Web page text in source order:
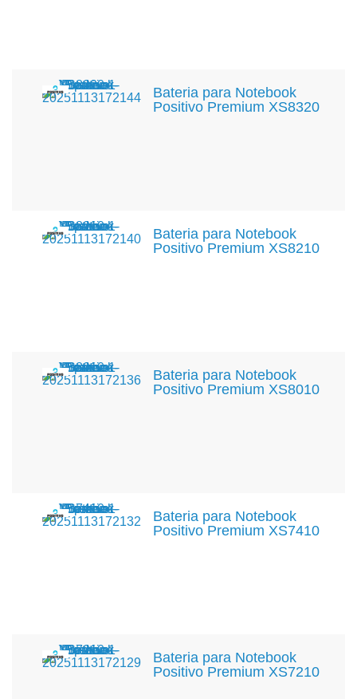
Bateria para Notebook
Positivo Premium XS8320
Bateria para Notebook
Positivo Premium XS8210
Bateria para Notebook
Positivo Premium XS8010
Bateria para Notebook
Positivo Premium XS7410
Bateria para Notebook
Positivo Premium XS7210